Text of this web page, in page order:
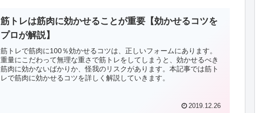
筋トレは筋肉に効かせることが重要【効かせるコツを
プロが解説】
筋トレで筋肉に100％効かせるコツは、正しいフォームにあります。
重量にこだわって無理な重さで筋トレをしてしまうと、効かせるべき
筋肉に効かないばかりか、怪我のリスクがあります。本記事では筋ト
レで筋肉に効かせるコツを詳しく解説していきます。
2019.12.26